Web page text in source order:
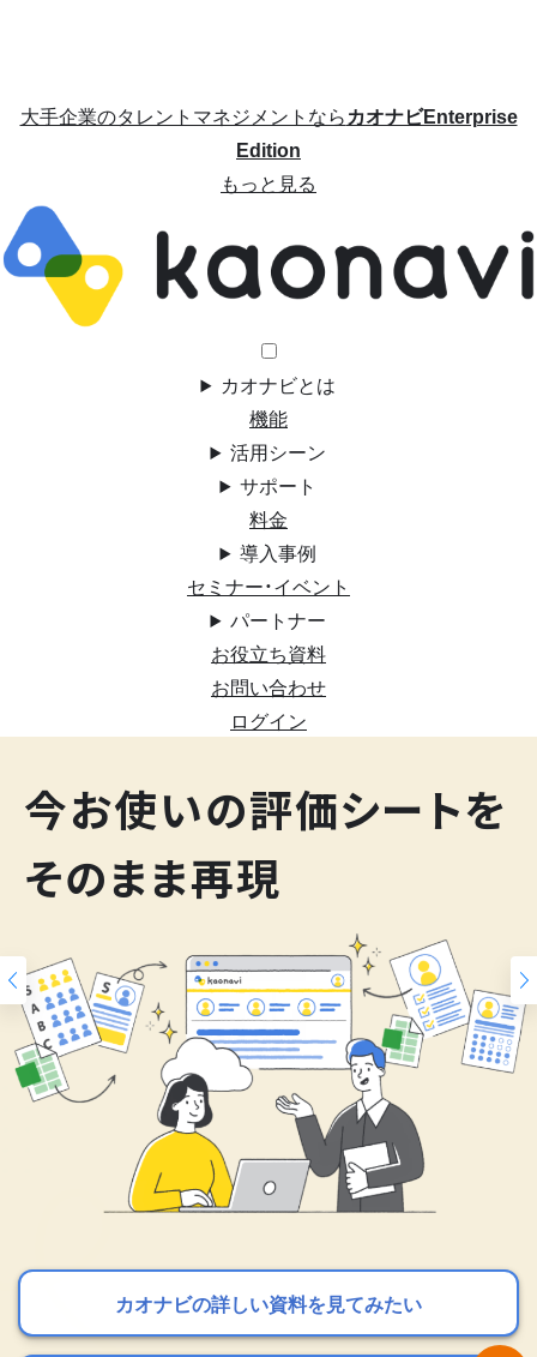
大手企業のタレントマネジメントならカオナビEnterprise
Edition
もっと見る
カオナビとは
機能
活用シーン
サポート
料金
導入事例
セミナー・イベント
パートナー
お役立ち資料
お問い合わせ
ログイン
カオナビの詳しい資料を見てみたい
200
スキルマップ
カオナビの詳しい資料を見てみたい
今お使いの評価シートを
そのまま再現
カオナビの詳しい資料を見てみたい